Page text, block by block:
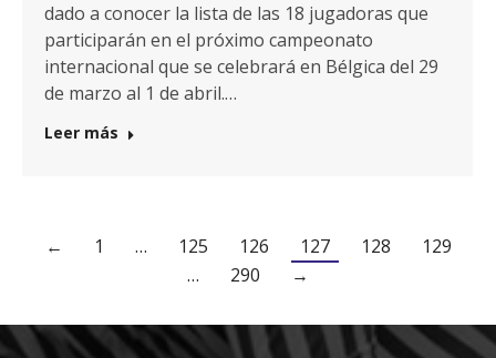
dado a conocer la lista de las 18 jugadoras que
participarán en el próximo campeonato
internacional que se celebrará en Bélgica del 29
de marzo al 1 de abril.…
Leer más
← 1 … 125 126 127 128
129
…
290 →